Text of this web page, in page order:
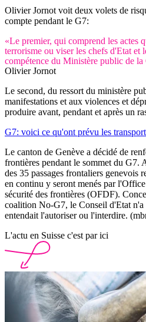
Olivier Jornot voit deux volets de
compte pendant le G7:
«Le premier, qui comprend les actes
terrorisme ou viser les chefs d'Etat et
compétence du Ministère public de la
Olivier Jornot
Le second, du ressort du ministère
manifestations et aux violences et
produire avant, pendant et après un
G7: voici ce qu'ont prévu les
Le canton de Genève a décidé de
frontières pendant le sommet du G7.
des 35 passages frontaliers genevois
en continu y seront menés par
sécurité des frontières (OFDF).
coalition No-G7, le Conseil d'Etat n'a
entendait l'autoriser ou l'interdire.
L'actu en Suisse c'est par ici